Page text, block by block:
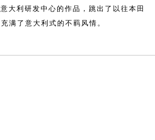
大利研发中心的作品，跳出了以往本田
满了意大利式的不羁风情。